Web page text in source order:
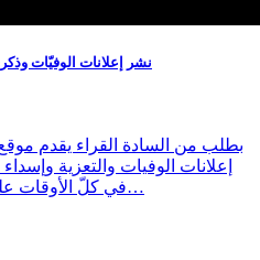
نشر إعلانات الوفيّات
بطلب من السادة القراء يقدم
إعلانات الوفيات والتعزية
في كلّ الأوقات على صفحة الموقع مرفوقا بصورة…